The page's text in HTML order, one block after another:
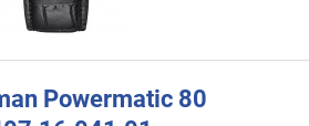
Powermatic 80